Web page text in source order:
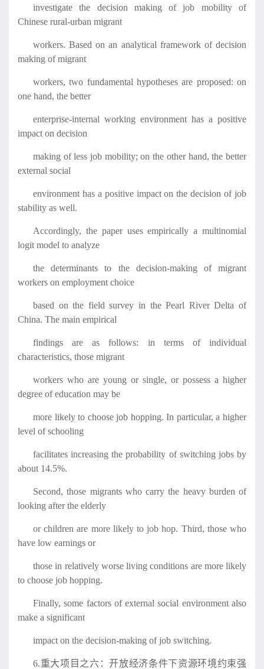
investigate the decision making of job mobility of
Chinese rural-urban migrant
workers. Based on an analytical framework of decision
making of migrant
workers, two fundamental hypotheses are proposed: on
one hand, the better
enterprise-internal working environment has a positive
impact on decision
making of less job mobility; on the other hand, the better
external social
environment has a positive impact on the decision of job
stability as well.
Accordingly, the paper uses empirically a multinomial
logit model to analyze
the determinants to the decision-making of migrant
workers on employment choice
based on the field survey in the Pearl River Delta of
China. The main empirical
findings are as follows: in terms of individual
characteristics, those migrant
workers who are young or single, or possess a higher
degree of education may be
more likely to choose job hopping. In particular, a higher
level of schooling
facilitates increasing the probability of switching jobs by
about 14.5%.
Second, those migrants who carry the heavy burden of
looking after the elderly
or children are more likely to job hop. Third, those who
have low earnings or
those in relatively worse living conditions are more likely
to choose job hopping.
Finally, some factors of external social environment also
make a significant
impact on the decision-making of job switching.
6.重大项目之六：开放经济条件下资源环境约束强